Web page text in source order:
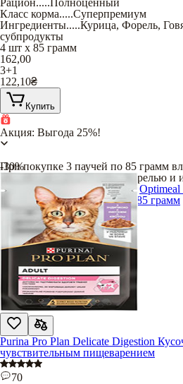
Класс корма.....Суперпремиум
Ингредиенты.....Курица, Форель,
субпродукты
4 шт х 85 грамм
162,00
3+1
122,10₴
Купить
Акция: Выгода 25%!
При покупке 3 паучей по 85 грамм
Mix Кусочки с кроликом, форелью и
один пауч влажного корма
тыквенном соусе для кошек 85 грамм
-30%
Purina Pro Plan Delicate Digestion
чувствительным пищеварением
70